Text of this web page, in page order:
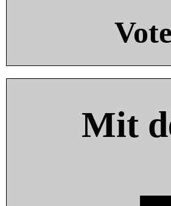
Mit